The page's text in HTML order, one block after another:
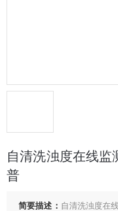
自清洗浊度在线
普
简要描述： 自清洗浊度在